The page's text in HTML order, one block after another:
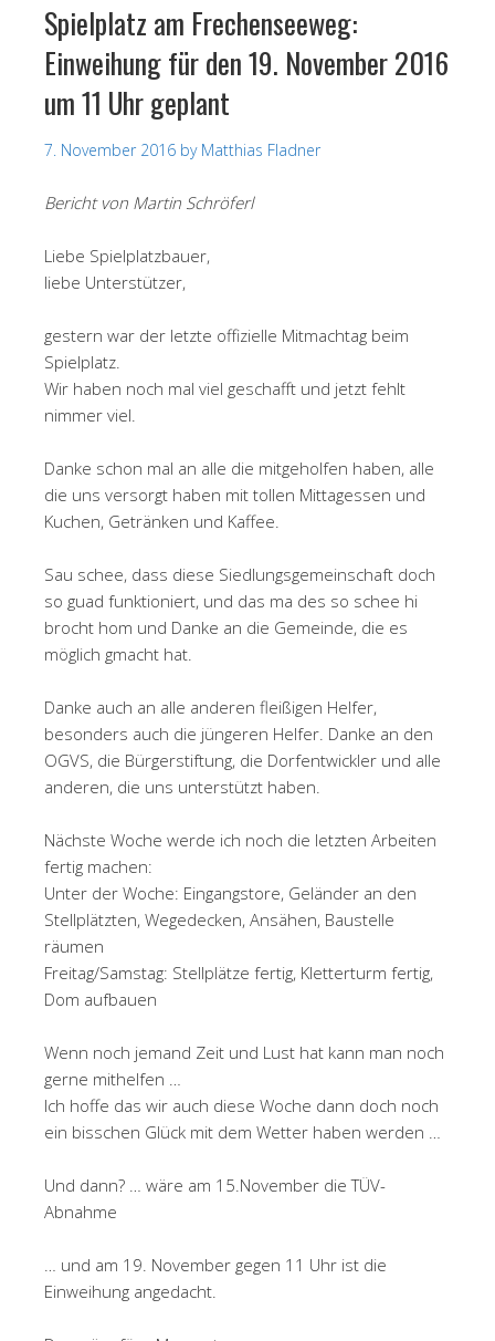
Spielplatz am Frechenseeweg:
Einweihung für den 19. November 2016
um 11 Uhr geplant
7. November 2016 by Matthias Fladner
Bericht von Martin Schröferl
Liebe Spielplatzbauer,
liebe Unterstützer,
gestern war der letzte offizielle Mitmachtag beim
Spielplatz.
Wir haben noch mal viel geschafft und jetzt fehlt
nimmer viel.
Danke schon mal an alle die mitgeholfen haben, alle
die uns versorgt haben mit tollen Mittagessen und
Kuchen, Getränken und Kaffee.
Sau schee, dass diese Siedlungsgemeinschaft doch
so guad funktioniert, und das ma des so schee hi
brocht hom und Danke an die Gemeinde, die es
möglich gmacht hat.
Danke auch an alle anderen fleißigen Helfer,
besonders auch die jüngeren Helfer. Danke an den
OGVS, die Bürgerstiftung, die Dorfentwickler und alle
anderen, die uns unterstützt haben.
Nächste Woche werde ich noch die letzten Arbeiten
fertig machen:
Unter der Woche: Eingangstore, Geländer an den
Stellplätzten, Wegedecken, Ansähen, Baustelle
räumen
Freitag/Samstag: Stellplätze fertig, Kletterturm fertig,
Dom aufbauen
Wenn noch jemand Zeit und Lust hat kann man noch
gerne mithelfen …
Ich hoffe das wir auch diese Woche dann doch noch
ein bisschen Glück mit dem Wetter haben werden …
Und dann? … wäre am 15.November die TÜV-
Abnahme
… und am 19. November gegen 11 Uhr ist die
Einweihung angedacht.